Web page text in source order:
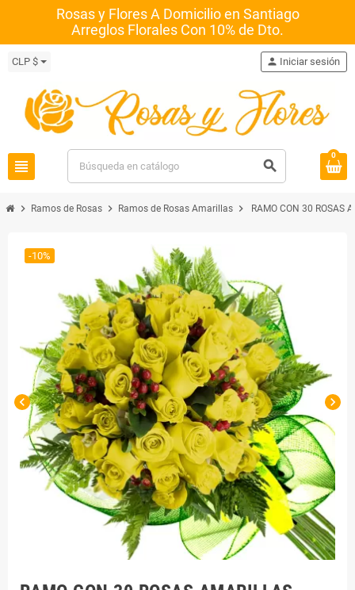
Rosas y Flores A Domicilio en Santiago
Arreglos Florales Con 10% de Dto.
CLP $
view_headline search
person Iniciar sesión
0
chevron_right Ramos de Rosas chevron_right Ramos de Rosas Amarillas chevron_right RAMO CON 30 ROSAS
chevron_left chevron_right
-10%